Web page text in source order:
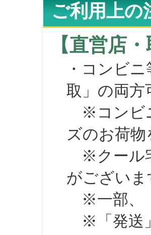
ご利用上の
【直営店
・コンビニ
取」の両方
※コンビニ
ズのお荷
※クール宅
がございま
※一部、「
※「発送」